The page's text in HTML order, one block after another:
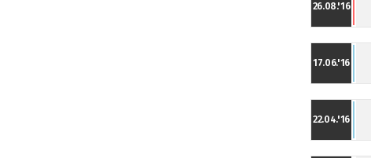
26.08.'16
17.06.'16
22.04.'16